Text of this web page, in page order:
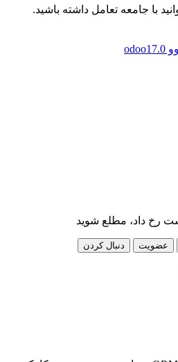
با جامعه تعامل داشته باشید.
odoo17.0
رخ داد، مطلع شوید
عضویت دنبال کردن